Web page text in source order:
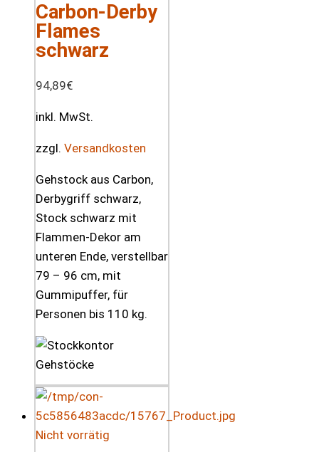
Carbon-Derby
Flames
schwarz
94,89€
inkl. MwSt.
zzgl. Versandkosten
Gehstock aus Carbon,
Derbygriff schwarz,
Stock schwarz mit
Flammen-Dekor am
unteren Ende, verstellbar
79 – 96 cm, mit
Gummipuffer, für
Personen bis 110 kg.
Nicht vorrätig